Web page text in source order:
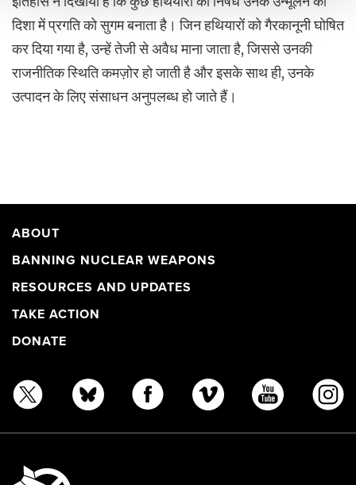
दिशा में प्रगति को सुगम बनाता है। जिन हथियारों को गैरकानूनी घोषित
कर दिया गया है, उन्हें तेजी से अवैध माना जाता है, जिससे उनकी
राजनीतिक स्थिति कमज़ोर हो जाती है और इसके साथ ही, उनके
उत्पादन के लिए संसाधन अनुपलब्ध हो जाते हैं।
ABOUT
BANNING NUCLEAR WEAPONS
RESOURCES AND UPDATES
TAKE ACTION
DONATE